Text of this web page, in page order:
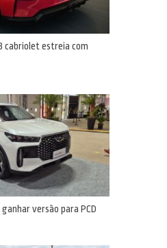
cabriolet estreia com
versão para PCD